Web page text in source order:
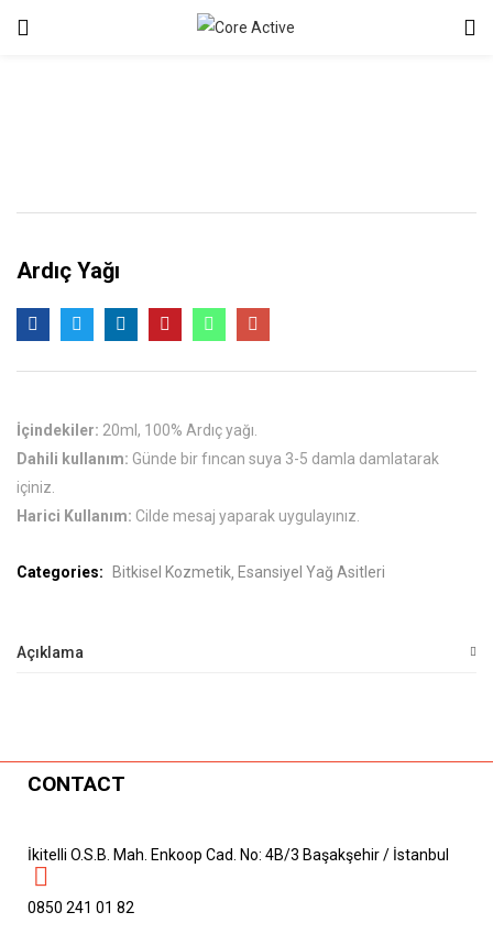
Ardıç Yağı
İçindekiler: 20ml, 100% Ardıç yağı.
Dahili kullanım: Günde bir fıncan suya 3-5 damla damlatarak
içiniz.
Harici Kullanım: Cilde mesaj yaparak uygulayınız.
Categories: Bitkisel Kozmetik Esansiyel Yağ Asitleri
Açıklama
CONTACT
İkitelli O.S.B. Mah. Enkoop Cad. No: 4B/3 Başakşehir / İstanbul
0850 241 01 82